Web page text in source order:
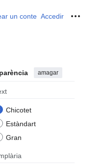
un conte Accedir
amagar
Chicotet
Estàndart
Gran